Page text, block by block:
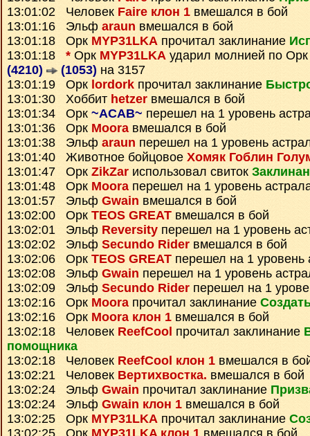
13:01:02 Человек Faire клон 1 вмешался в бой
13:01:16 Эльф araun вмешался в бой
13:01:18 Орк MYP31LKA прочитал заклинание
13:01:18 * Орк MYP31LKA ударил молнией по
(4210)
(1053) на 3157
13:01:19 Орк lordork прочитал заклинание
13:01:30 Хоббит hetzer вмешался в бой
13:01:34 Орк ~ACAB~ перешел на 1 уровень
13:01:36 Орк Mooraвмешался в бой
13:01:38 Эльф araun перешел на 1 уровень
13:01:40 Животное бойцовое Хомяк Гоблин
13:01:47 Орк ZikZar использовал свиток
13:01:48 Орк Mooraперешел на 1 уровень
13:01:57 Эльф Gwain вмешался в бой
13:02:00 Орк TEOS GREAT вмешался в бой
13:02:01 Эльф Reversity перешел на 1 уровень
13:02:02 Эльф Secundo Rider вмешался в бой
13:02:06 Орк TEOS GREAT перешел на 1 уровень
13:02:08 Эльф Gwain перешел на 1 уровень
13:02:09 Эльф Secundo Rider перешел на 1
13:02:16 Орк Mooraпрочитал заклинание
13:02:16 Орк Moora клон 1 вмешался в бой
13:02:18 Человек ReefCool прочитал заклинание
помощника
13:02:18 Человек ReefCool клон 1 вмешался в
13:02:21 Человек Вертихвостка. вмешался в бой
13:02:24 Эльф Gwain прочитал заклинание
13:02:24 Эльф Gwain клон 1 вмешался в бой
13:02:25 Орк MYP31LKA прочитал заклинание
13:02:25 Орк MYP31LKA клон 1 вмешался в бой